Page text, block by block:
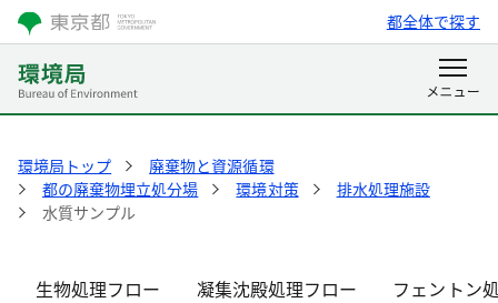
都全体で探す
環境局トップ
廃棄物と資源循環
都の廃棄物埋立処分場
環境対策
排水処理施設
水質サンプル
生物処理フロー 凝集沈殿処理フロー フェントン